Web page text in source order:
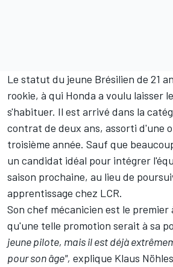
Le statut du jeune Brésilien de 21
rookie, à qui Honda a voulu laisser
s'habituer. Il est arrivé dans la
contrat de deux ans, assorti d'une
troisième année. Sauf que
un candidat idéal pour intégrer
saison prochaine, au lieu de
apprentissage chez LCR.
Son chef mécanicien est le premier
qu'une telle promotion serait à sa
jeune pilote, mais il est déjà
pour son âge", explique Klaus